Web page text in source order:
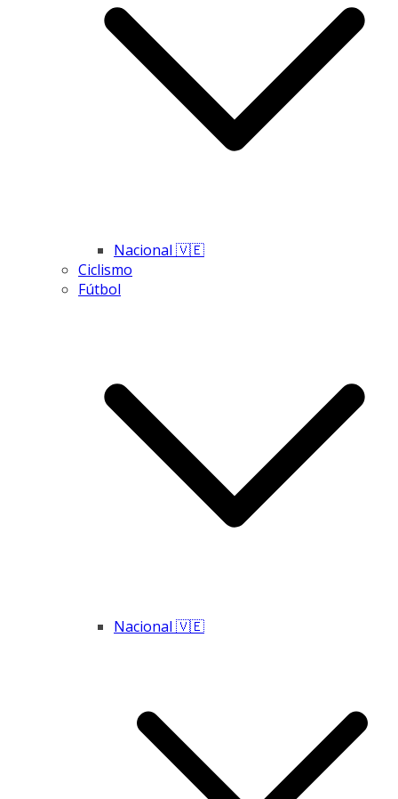
Nacional 🇻🇪
Ciclismo
Fútbol
Nacional 🇻🇪